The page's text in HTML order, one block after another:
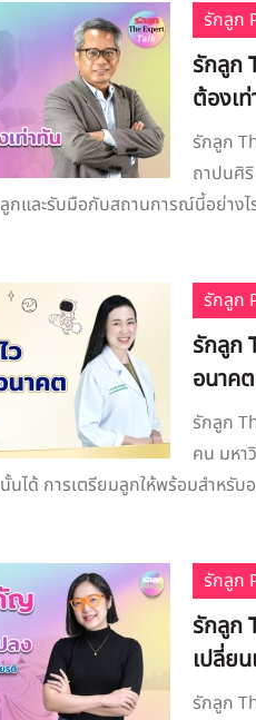
รักลูก
รักลูก
ต้องเ
รักลูก
ถาปนศิ
กและรับมือกับสถานการณ์นี้อย่างไ
รักลูก
รักลูก
อนาคต
รักลูก
คน มหา
นได้ การเตรียมลูกให้พร้อมสำหรับ
รักลูก
รักลูก
เปลี่ย
รักลูก